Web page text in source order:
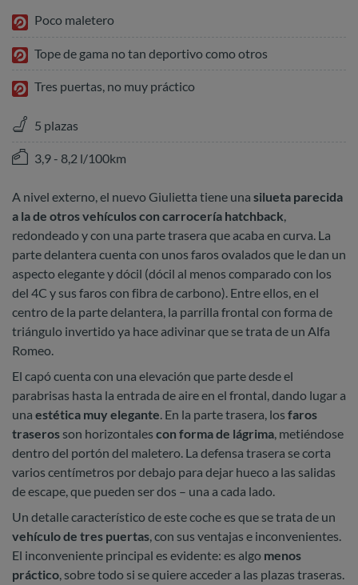
Poco maletero
Tope de gama no tan deportivo como otros
Tres puertas, no muy práctico
5 plazas
3,9 - 8,2 l/100km
A nivel externo, el nuevo Giulietta tiene una silueta parecida
a la de otros vehículos con carrocería hatchback,
redondeado y con una parte trasera que acaba en curva. La
parte delantera cuenta con unos faros ovalados que le dan un
aspecto elegante y dócil (dócil al menos comparado con los
del 4C y sus faros con fibra de carbono). Entre ellos, en el
centro de la parte delantera, la parrilla frontal con forma de
triángulo invertido ya hace adivinar que se trata de un Alfa
Romeo.
El capó cuenta con una elevación que parte desde el
parabrisas hasta la entrada de aire en el frontal, dando lugar a
una estética muy elegante. En la parte trasera, los faros
traseros son horizontales con forma de lágrima, metiéndose
dentro del portón del maletero. La defensa trasera se corta
varios centímetros por debajo para dejar hueco a las salidas
de escape, que pueden ser dos – una a cada lado.
Un detalle característico de este coche es que se trata de un
vehículo de tres puertas, con sus ventajas e inconvenientes.
El inconveniente principal es evidente: es algo menos
práctico, sobre todo si se quiere acceder a las plazas traseras.